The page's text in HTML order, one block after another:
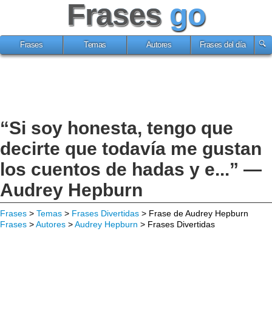
Frases go
Frases Temas Autores Frases del día
“Si soy honesta, tengo que
decirte que todavía me gustan
los cuentos de hadas y e...” —
Audrey Hepburn
Frases > Temas > Frases Divertidas > Frase de Audrey Hepburn
Frases >Autores >Audrey Hepburn > Frases Divertidas